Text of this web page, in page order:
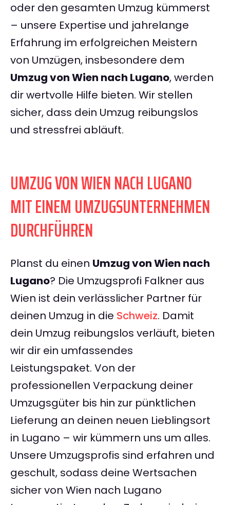
oder den gesamten Umzug kümmerst
– unsere Expertise und jahrelange
Erfahrung im erfolgreichen Meistern
von Umzügen, insbesondere dem
Umzug von Wien nach Lugano, werden
dir wertvolle Hilfe bieten. Wir stellen
sicher, dass dein Umzug reibungslos
und stressfrei abläuft.
UMZUG VON WIEN NACH LUGANO
MIT EINEM UMZUGSUNTERNEHMEN
DURCHFÜHREN
Planst du einen Umzug von Wien nach
Lugano? Die Umzugsprofi Falkner aus
Wien ist dein verlässlicher Partner für
deinen Umzug in die Schweiz. Damit
dein Umzug reibungslos verläuft, bieten
wir dir ein umfassendes
Leistungspaket. Von der
professionellen Verpackung deiner
Umzugsgüter bis hin zur pünktlichen
Lieferung an deinen neuen Lieblingsort
in Lugano – wir kümmern uns um alles.
Unsere Umzugsprofis sind erfahren und
geschult, sodass deine Wertsachen
sicher von Wien nach Lugano